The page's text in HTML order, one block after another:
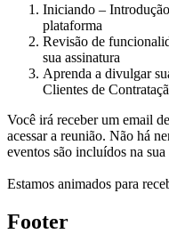
Iniciando –
plataforma
Revisão de
sua assinatura
Aprenda a divulgar
Clientes de
Você irá receber um email
acessar a reunião. Não há
eventos são incluídos na sua
Estamos animados para
Footer